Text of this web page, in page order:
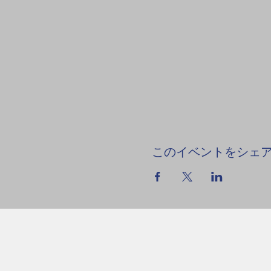
このイベントをシェ